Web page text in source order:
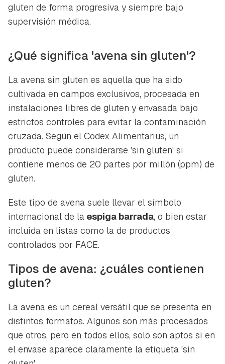
gluten de forma progresiva y siempre bajo
supervisión médica.
¿Qué significa 'avena sin gluten'?
La avena sin gluten es aquella que ha sido
cultivada en campos exclusivos, procesada en
instalaciones libres de gluten y envasada bajo
estrictos controles para evitar la contaminación
cruzada. Según el Codex Alimentarius, un
producto puede considerarse 'sin gluten' si
contiene menos de 20 partes por millón (ppm) de
gluten.
Este tipo de avena suele llevar el símbolo
internacional de la espiga barrada, o bien estar
incluida en listas como la de productos
controlados por FACE.
Tipos de avena: ¿cuáles contienen
gluten?
La avena es un cereal versátil que se presenta en
distintos formatos. Algunos son más procesados
que otros, pero en todos ellos, solo son aptos si en
el envase aparece claramente la etiqueta 'sin